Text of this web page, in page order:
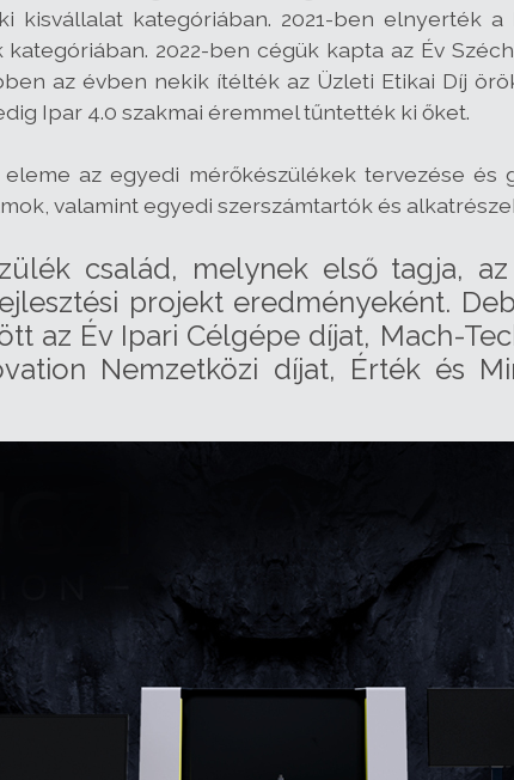
kisvállalat kategóriában. 2021-ben elnyerték
2022-ben cégük kapta az Év
az évben nekik ítélték az Üzleti Etikai Díj
Ipar 4.0 szakmai éremmel tűntették ki őket.
az egyedi mérőkészülékek tervezése és
valamint egyedi szerszámtartók és
család, melynek első tagja,
projekt eredményeként.
az Év Ipari Célgépe díjat, Mach-
Nemzetközi díjat, Érték és